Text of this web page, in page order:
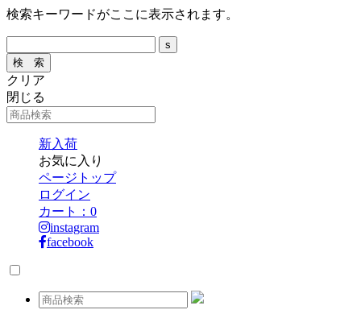
検索キーワードがここに表示されます。
クリア
閉じる
新入荷
お気に入り
ページトップ
ログイン
カート： 0
instagram
facebook